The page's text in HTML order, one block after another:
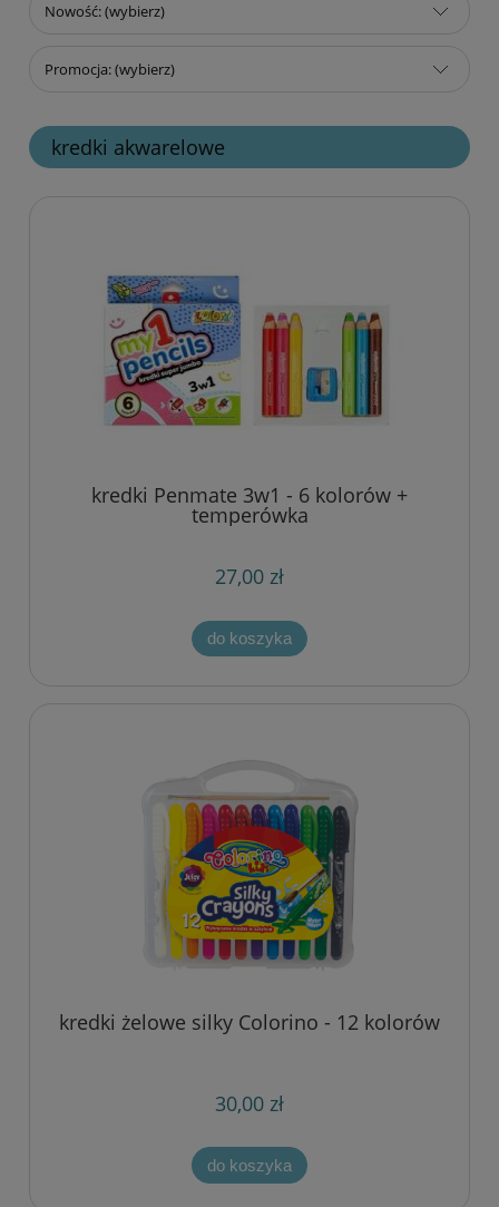
Nowość: (wybierz)
Promocja: (wybierz)
kredki akwarelowe
kredki Penmate 3w1 - 6 kolorów +
temperówka
27,00 zł
do koszyka
kredki żelowe silky Colorino - 12 kolorów
30,00 zł
do koszyka